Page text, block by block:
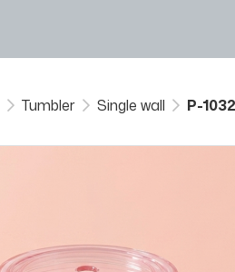
Tumbler Single wall P-